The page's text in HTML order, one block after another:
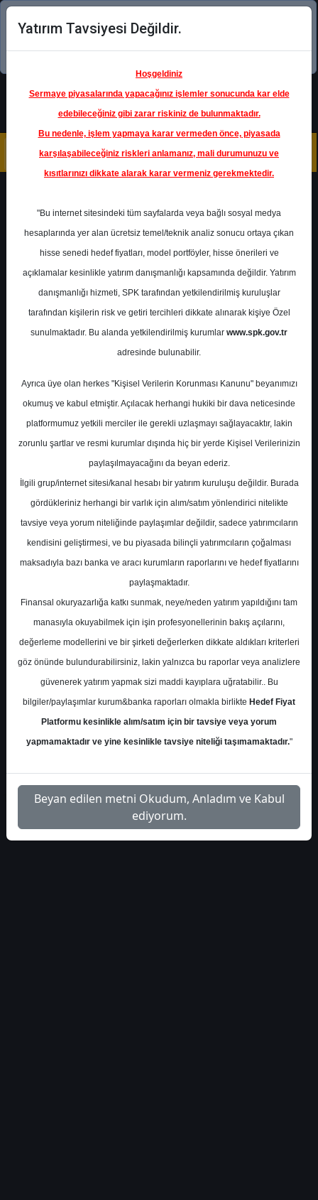
Şimdi uygulamayı indirin!
Ana Sayfa
Raporlar
Destek Yatırım
Rapor Detay
Kısa Vadeli Hisse
Önerileri
A- A+
Kısa Vadeli Hisse Önerileri
Çarşamba, 11 Şubat 2026 00:00
S.No Dosya Adı İndir
1
destek-yatirim-kisa-vadeli-
İlgili
Dosyayı
İndir
Yatırım Tavsiyesi Değildir.
Hoşgeldiniz
Sermaye piyasalarında yapacağınız işlemler sonucunda kar elde
edebileceğiniz gibi zarar riskiniz de bulunmaktadır.
Bu nedenle, işlem yapmaya karar vermeden önce, piyasada
karşılaşabileceğiniz riskleri anlamanız, mali durumunuzu ve
kısıtlarınızı dikkate alarak karar vermeniz gerekmektedir.
"Bu internet sitesindeki tüm sayfalarda veya bağlı sosyal medya
hesaplarında yer alan ücretsiz temel/teknik analiz sonucu ortaya çıkan
hisse senedi hedef fiyatları, model portföyler, hisse önerileri ve
açıklamalar kesinlikle yatırım danışmanlığı kapsamında değildir. Yatırım
danışmanlığı hizmeti, SPK tarafından yetkilendirilmiş kuruluşlar
tarafından kişilerin risk ve getiri tercihleri dikkate alınarak kişiye Özel
sunulmaktadır. Bu alanda yetkilendirilmiş kurumlar www.spk.gov.tr
adresinde bulunabilir.
Ayrıca üye olan herkes "Kişisel Verilerin Korunması Kanunu" beyanımızı
okumuş ve kabul etmiştir. Açılacak herhangi hukiki bir dava neticesinde
platformumuz yetkili merciler ile gerekli uzlaşmayı sağlayacaktır, lakin
zorunlu şartlar ve resmi kurumlar dışında hiç bir yerde Kişisel Verilerinizin
paylaşılmayacağını da beyan ederiz.
İlgili grup/internet sitesi/kanal hesabı bir yatırım kuruluşu değildir. Burada
gördükleriniz herhangi bir varlık için alım/satım yönlendirici nitelikte
tavsiye veya yorum niteliğinde paylaşımlar değildir, sadece yatırımcıların
kendisini geliştirmesi, ve bu piyasada bilinçli yatırımcıların çoğalması
maksadıyla bazı banka ve aracı kurumların raporlarını ve hedef fiyatlarını
paylaşmaktadır.
Finansal okuryazarlığa katkı sunmak, neye/neden yatırım yapıldığını tam
manasıyla okuyabilmek için işin profesyonellerinin bakış açılarını,
değerleme modellerini ve bir şirketi değerlerken dikkate aldıkları kriterleri
göz önünde bulundurabilirsiniz, lakin yalnızca bu raporlar veya analizlere
güvenerek yatırım yapmak sizi maddi kayıplara uğratabilir.. Bu
bilgiler/paylaşımlar kurum&banka raporları olmakla birlikte Hedef Fiyat
Platformu kesinlikle alım/satım için bir tavsiye veya yorum
yapmamaktadır ve yine kesinlikle tavsiye niteliği taşımamaktadır."
Beyan edilen metni Okudum, Anladım ve Kabul
ediyorum.